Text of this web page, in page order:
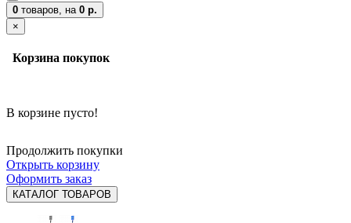
0 товаров, на 0 р.
×
Корзина покупок
В корзине пусто!
Продолжить покупки
Открыть корзину
Оформить заказ
КАТАЛОГ ТОВАРОВ